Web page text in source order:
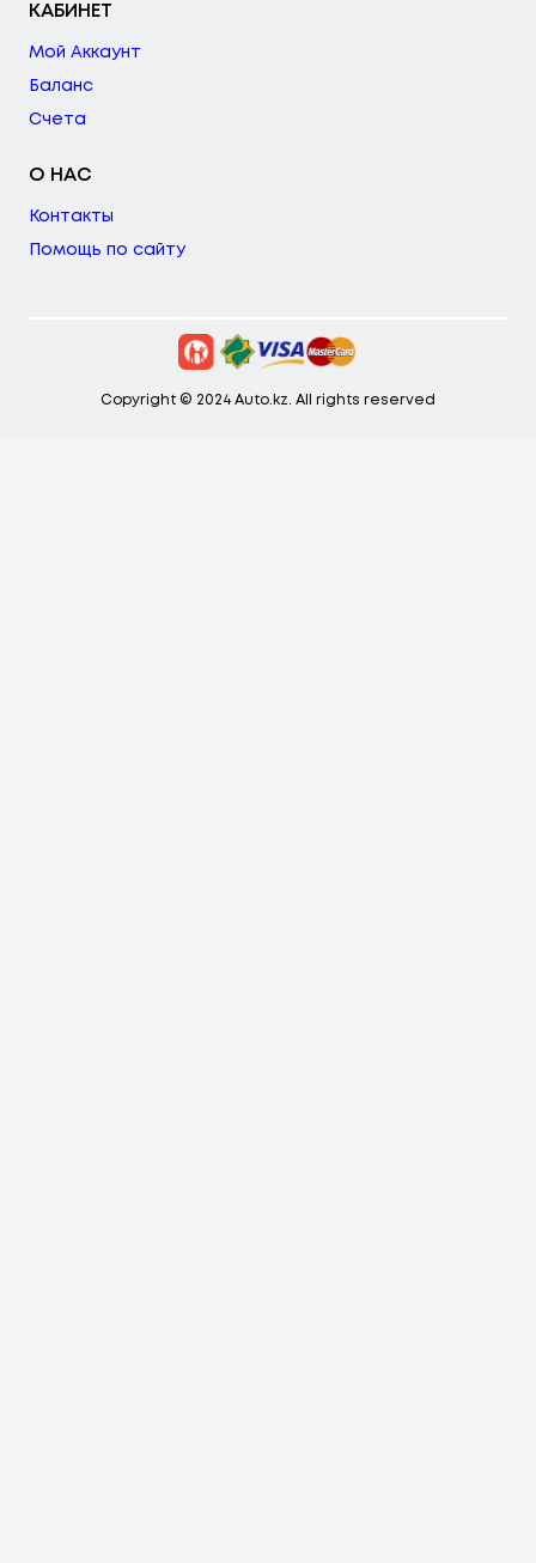
КАБИНЕТ
Мой Аккаунт
Баланс
Счета
О НАС
Контакты
Помощь по сайту
Copyright © 2024 Auto.kz. All rights reserved